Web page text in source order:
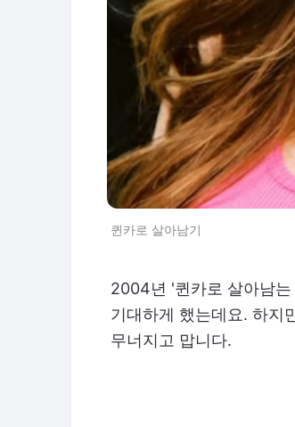
퀸카로 살아남기
2004년 '퀸카로 살아남
기대하게 했는데요. 하지
무너지고 맙니다.